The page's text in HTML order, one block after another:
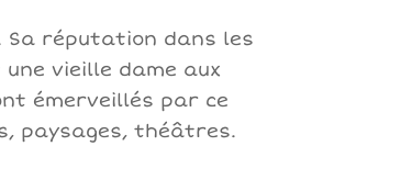
Sa réputation dans les
vieille dame aux
émerveillés par ce
paysages, théâtres.